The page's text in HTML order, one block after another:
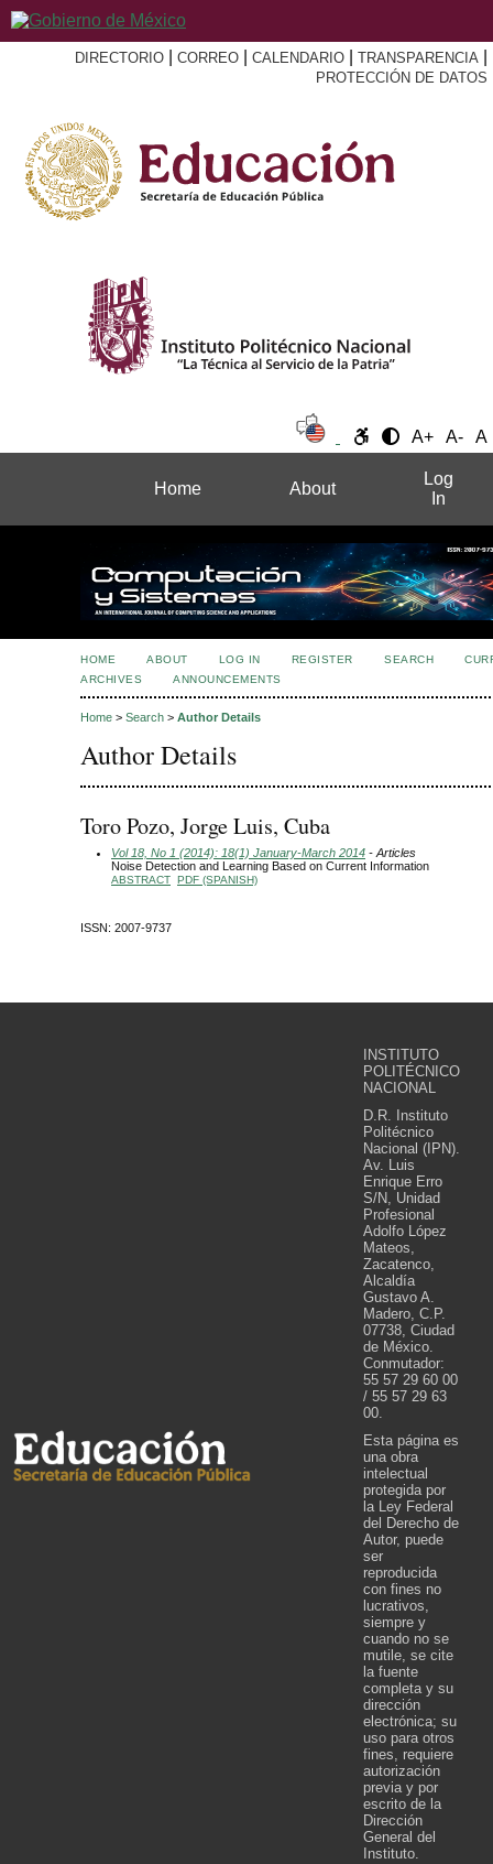
DIRECTORIO CORREO CALENDARIO TRANSPARENCIA
PROTECCIÓN DE DATOS
A+ A- A
Home About
Log
In
HOME ABOUT LOG IN REGISTER SEARCH
ARCHIVES
ANNOUNCEMENTS
Home > Search > Author Details
Author Details
Toro Pozo, Jorge Luis, Cuba
Vol 18, No 1 (2014): 18(1) January-March 2014 - Articles
Noise Detection and Learning Based on Current Information
ABSTRACT PDF (SPANISH)
ISSN: 2007-9737
INSTITUTO
POLITÉCNICO
NACIONAL
D.R. Instituto
Politécnico
Nacional (IPN).
Av. Luis
Enrique Erro
S/N, Unidad
Profesional
Adolfo López
Mateos,
Zacatenco,
Alcaldía
Gustavo A.
Madero, C.P.
07738, Ciudad
de México.
Conmutador:
55 57 29 60 00
/ 55 57 29 63
00.
Esta página es
una obra
intelectual
protegida por
la Ley Federal
del Derecho de
Autor, puede
ser
reproducida
con fines no
lucrativos,
siempre y
cuando no se
mutile, se cite
la fuente
completa y su
dirección
electrónica; su
uso para otros
fines, requiere
autorización
previa y por
escrito de la
Dirección
General del
Instituto.